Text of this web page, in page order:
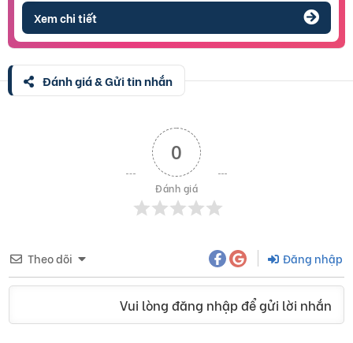
Xem chi tiết
Đánh giá & Gửi tin nhắn
0
Đánh giá
Theo dõi Đăng nhập
Vui lòng đăng nhập để gửi lời nhắn